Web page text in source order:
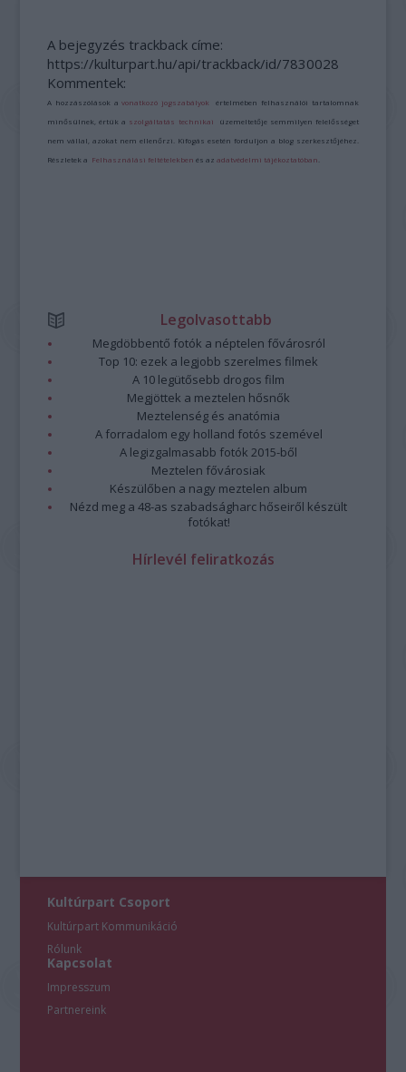
A bejegyzés trackback címe:
https://kulturpart.hu/api/trackback/id/7830028
Kommentek:
A hozzászólások avonatkozó jogszabályok értelmében felhasználói tartalomnak
minősülnek, értük a szolgáltatás technikai üzemeltetője semmilyen felelősséget
nem vállal, azokat nem ellenőrzi. Kifogás esetén forduljon a blog szerkesztőjéhez.
Részletek a Felhasználási feltételekben és azadatvédelmi tájékoztatóban
Legolvasottabb
Megdöbbentő fotók a néptelen fővárosról
Top 10: ezek a legjobb szerelmes filmek
A 10 legütősebb drogos film
Megjöttek a meztelen hősnők
Meztelenség és anatómia
A forradalom egy holland fotós szemével
A legizgalmasabb fotók 2015-ből
Meztelen fővárosiak
Készülőben a nagy meztelen album
Nézd meg a 48-as szabadságharc hőseiről készült
fotókat!
Hírlevél feliratkozás
Kultúrpart Csoport
Kultúrpart Kommunikáció
Rólunk
Kapcsolat
Impresszum
Partnereink